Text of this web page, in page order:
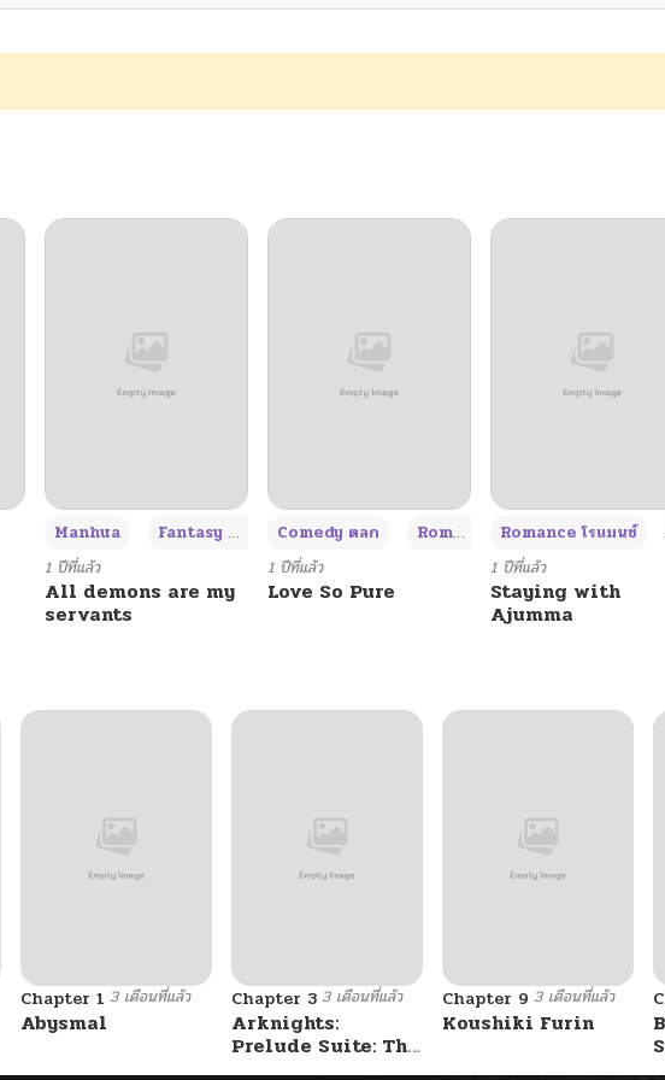
Manhua Fantasy แฟนตาซี +3
1 ปีที่แล้ว
All demons are my
servants
Comedy ตลก Romance โรแมนซ์ +4
1 ปีที่แล้ว
Love So Pure
Romance โรแมนซ์
1 ปีที่แล้ว
Staying with
Ajumma
Chapter 1 3 เดือนที่แล้ว
Abysmal
Chapter 3 3 เดือนที่แล้ว
Arknights:
Prelude Suite: The
Lone Walker
Chapter 9 3 เดือนที่แล้ว
Koushiki Furin